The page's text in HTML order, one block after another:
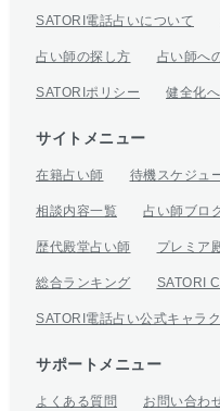
SATORI電話占いについて
占い師の探し方 占い師へ
SATORIポリシー 健全化
サイトメニュー
在籍占い師 待機スケジュ
相談内容一覧 占い師ブロ
歴代殿堂占い師 プレミア
総合ランキング SATORI
SATORI電話占い公式キャラ
サポートメニュー
よくある質問 お問い合わ